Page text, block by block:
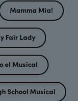
Mamma Mia!
Fair Lady
el Musical
School Musical